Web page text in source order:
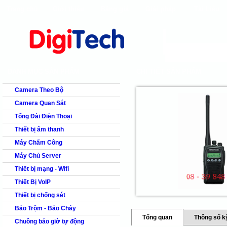
products
Camera Theo Bộ
Camera Quan Sát
Tổng Đài Điện Thoại
Thiết bị âm thanh
Máy Chấm Công
Máy Chủ Server
Thiết bị mạng - Wifi
Thiết Bị VoIP
Thiết bị chống sét
Báo Trộm - Báo Cháy
Chuông báo giờ tự động
Tổng quan Thông số